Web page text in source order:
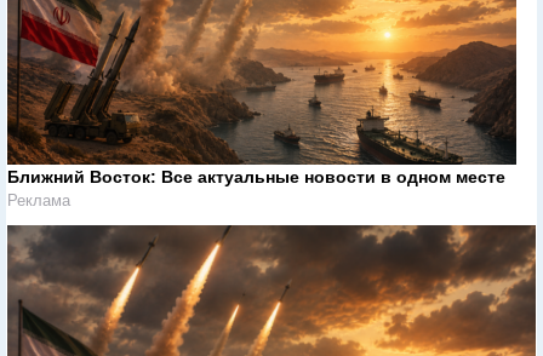
Ближний Восток: Все актуальные новости в одном месте
Реклама